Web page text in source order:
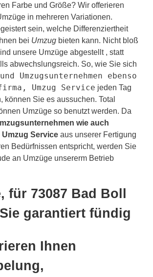
Farbe und Größe? Wir offerieren
in mehreren Variationen.
sein, welche Differenziertheit
bei Umzug bieten kann. Nicht bloß
unsere Umzüge abgestellt , statt
abwechslungsreich. So, wie Sie sich
Umzugsunternehmen ebenso
Umzug Service jeden Tag
können Sie es aussuchen. Total
Umzüge so benutzt werden. Da
wie auch
Service aus unserer Fertigung
Bedürfnissen entspricht, werden Sie
an Umzüge unsererm Betrieb
für 73087 Bad Boll
garantiert fündig
Ihnen